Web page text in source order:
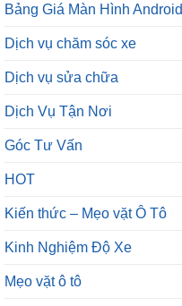
Bảng Giá Màn Hình Android
Dịch vụ chăm sóc xe
Dịch vụ sửa chữa
Dịch Vụ Tận Nơi
Góc Tư Vấn
HOT
Kiến thức – Mẹo vặt Ô Tô
Kinh Nghiệm Độ Xe
Mẹo vặt ô tô